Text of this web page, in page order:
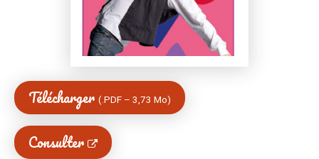
Télécharger (PDF – 3,73 Mo)
Consulter